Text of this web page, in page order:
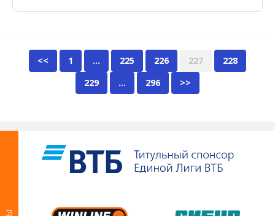
<< 1 … 225 226 227
228
229
… 296 >>